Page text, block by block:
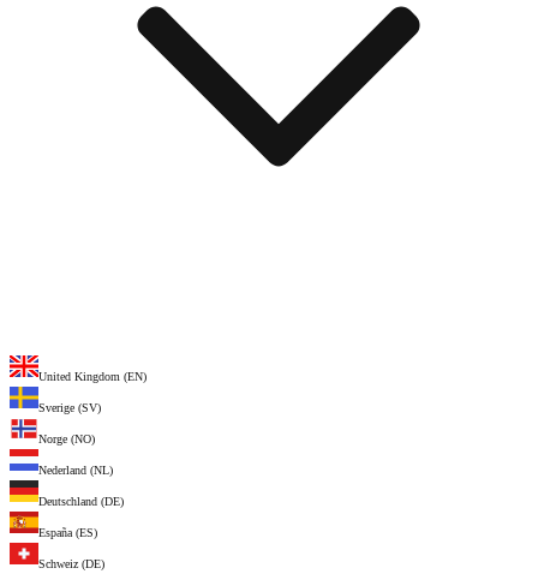
United Kingdom (EN)
Sverige (SV)
Norge (NO)
Nederland (NL)
Deutschland (DE)
España (ES)
Schweiz (DE)